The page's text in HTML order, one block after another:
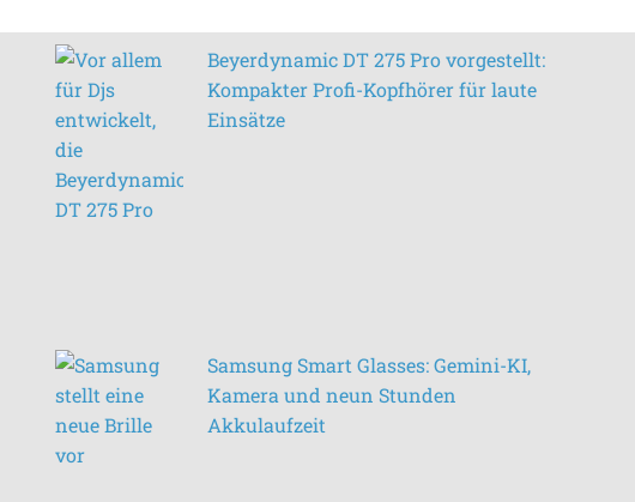
Beyerdynamic DT 275 Pro vorgestellt:
Kompakter Profi-Kopfhörer für laute
Einsätze
Samsung Smart Glasses: Gemini-KI,
Kamera und neun Stunden
Akkulaufzeit